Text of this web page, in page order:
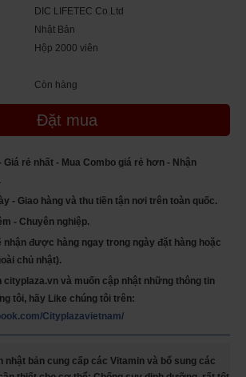
DIC LIFETEC Co.Ltd
Nhật Bản
Hộp 2000 viên
Còn hàng
Đặt mua
Giá rẻ nhất - Mua Combo giá rẻ hơn - Nhận
- Giao hàng và thu tiền tận nơi trên toàn quốc.
- Chuyên nghiệp.
nhận được hàng ngay trong ngày đặt hàng hoặc
chủ nhật).
cityplaza.vn và muốn cập nhật những thông tin
tôi, hãy Like chúng tôi trên:
Cityplazavietnam/
nhật bản cung cấp các Vitamin và bổ sung các